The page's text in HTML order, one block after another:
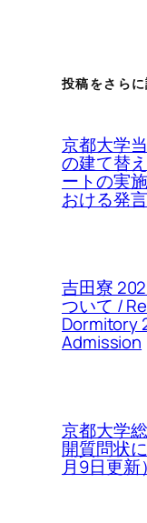
投稿をさら
京都大学
の建て替
ートの実
おける発
吉田寮
ついて /
Dormitory
Admission
京都大学
開質問状
月9日更新）